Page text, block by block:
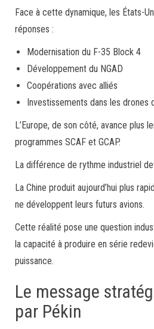
Face à cette dynamique, les États-
réponses :
Modernisation du F-35 Block 4
Développement du NGAD
Coopérations avec alliés
Investissements dans les drones
L’Europe, de son côté, avance plus
programmes SCAF et GCAP.
La différence de rythme industriel
La Chine produit aujourd’hui plus
ne développent leurs futurs avions.
Cette réalité pose une question
la capacité à produire en série
puissance.
Le message
par Pékin